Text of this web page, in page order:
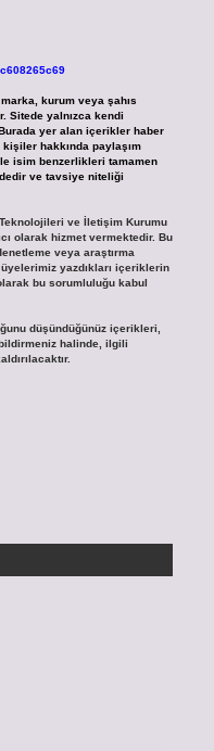
kurum veya şahıs
Sitede yalnızca kendi
Burada yer alan içerikler haber
hakkında paylaşım
isim benzerlikleri tamamen
ve tavsiye niteliği
ve İletişim Kurumu
olarak hizmet vermektedir. Bu
veya araştırma
yazdıkları içeriklerin
bu sorumluluğu kabul
düşündüğünüz içerikleri,
halinde, ilgili